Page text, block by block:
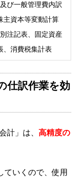
び一般管理費内訳
主資本等変動計算
注記表、固定資産
、消費税集計表
仕訳作業を効
計」は、 高精度の
ていくので、使用